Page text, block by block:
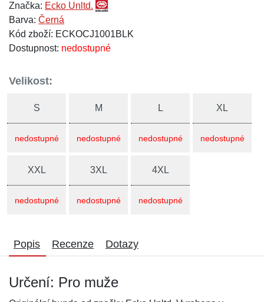
Značka: Ecko Unltd.
Barva: Černá
Kód zboží: ECKOCJ1001BLK
Dostupnost: nedostupné
Velikost:
S
nedostupné
M
nedostupné
L
nedostupné
XL
nedostupné
XXL
nedostupné
3XL
nedostupné
4XL
nedostupné
Popis Recenze Dotazy
Určení: Pro muže